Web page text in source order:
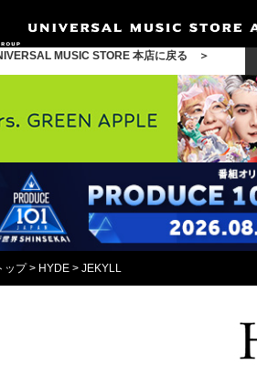
MUSIC STORE 本店に戻る ＞
ップ> HYDE > JEKYLL